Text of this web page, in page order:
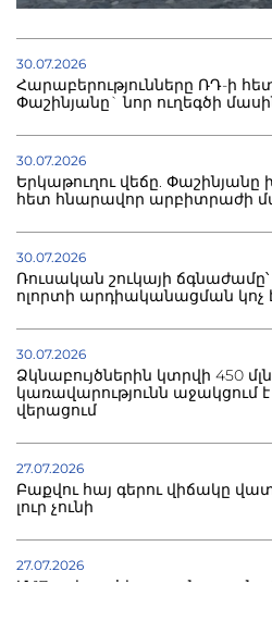
30.07.2026
Հարաբերությունները ՌԴ-ի հետ
Փաշինյանը` նոր ուղեգծի
30.07.2026
Երկաթուղու վեճը.
հետ հնարավոր արբիտրաժի
30.07.2026
Ռուսական շուկայի
ոլորտի արդիականացման կոչ
30.07.2026
Ձկնաբույծներին կտրվի 450
կառավարությունն աջակցում
վերացում
27.07.2026
Բաքվու հայ գերու վիճակը
լուր չունի
27.07.2026
Մ-17 աշխարհի առաջնությունը